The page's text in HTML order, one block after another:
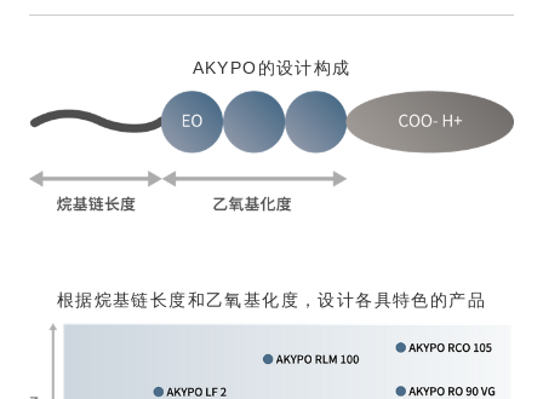
AKYPO的设计构成
根据烷基链长度和乙氧基化度，设计各具特色的产品